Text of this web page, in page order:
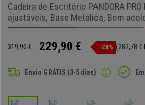
Cadeira de Escritório PANDORA PRO
ajustáveis, Base Metálica, Bom
319,90 € 229,90 € -28% (282,78 €
Envio GRÁTIS (3-5 dias)